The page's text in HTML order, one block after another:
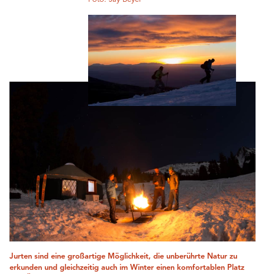
Jurten sind eine großartige Möglichkeit, die unberührte Natur zu
erkunden und gleichzeitig auch im Winter einen komfortablen Platz